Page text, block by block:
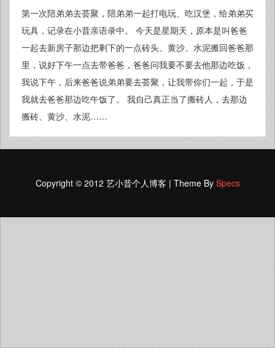
第一次陪弟弟去荟聚，陪弟弟一起打电玩、吃汉堡，给弟弟买
玩具，记录在小昔亲语录中。 今天是星期天，原本是叫爸爸
一起去新房子那边把剩下的一点砖头、黄沙、水泥搬回爸爸那
里，说好下午一点去带爸爸，爸爸问我要不要去他那边吃饭，
我说下午，后来爸爸说弟弟要去荟聚，让我带你们一起，于是
我就去爸爸那边吃午饭了。 我自己真正当了搬砖人，去那边
搬砖、黄沙、水泥……
Copyright © 2012 艺小昔个人博客 | Theme By Specs